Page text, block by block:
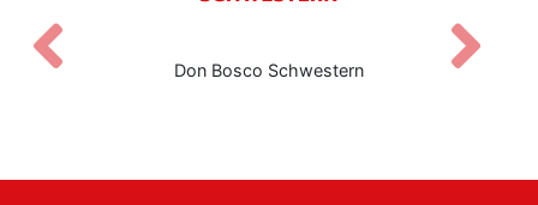
Don Bosco Schwestern
Zurück